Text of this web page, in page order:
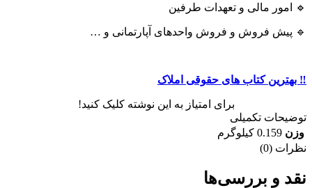
🔹 امور مالی و تعهدات طرفین
🔹 پیش فروش و فروش واحدهای آپارتمانی و …
‼️ بهترین کتاب های حقوقی املاک
برای امتیاز به این نوشته کلیک کنید!
توضیحات تکمیلی
وزن 0.159 کیلوگرم
نظرات (0)
نقد و بررسی‌ها